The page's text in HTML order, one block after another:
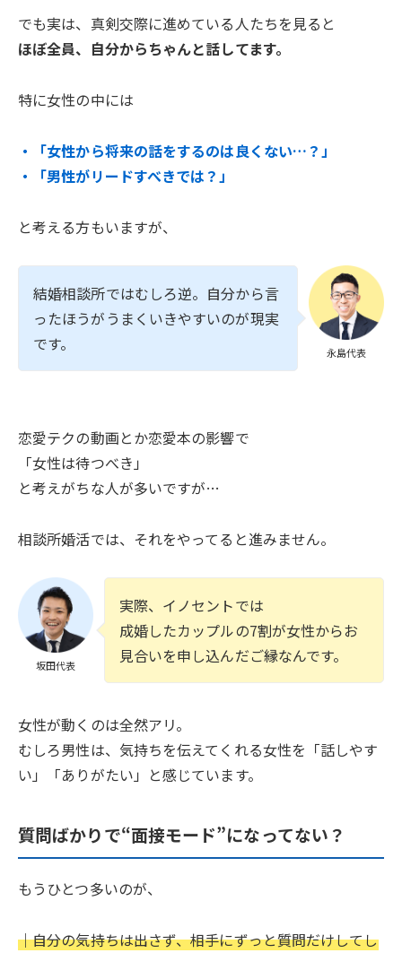
でも実は、真剣交際に進めている人たちを見ると
ほぼ全員、自分からちゃんと話してます。
特に女性の中には
・「女性から将来の話をするのは良くない…？」
・「男性がリードすべきでは？」
と考える方もいますが、
永島代表
結婚相談所ではむしろ逆。自分から言
ったほうがうまくいきやすいのが現実
です。
恋愛テクの動画とか恋愛本の影響で
「女性は待つべき」
と考えがちな人が多いですが…
相談所婚活では、それをやってると進みません。
坂田代表
実際、イノセントでは
成婚したカップルの7割が女性からお
見合いを申し込んだご縁なんです。
女性が動くのは全然アリ。
むしろ男性は、気持ちを伝えてくれる女性を「話しやす
い」「ありがたい」と感じています。
質問ばかりで“面接モード”になってない？
もうひとつ多いのが、
｜自分の気持ちは出さず、相手にずっと質問だけしてし